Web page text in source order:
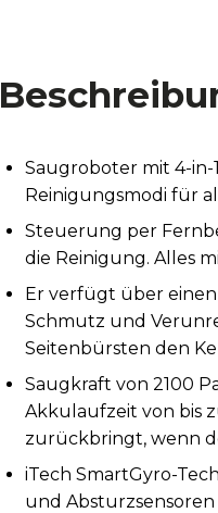
Saugroboter mit 4-
Reinigungsmodi für
Steuerung per
die Reinigung. Alles
Er verfügt über
Schmutz und
Seitenbürsten den
Saugkraft von 2100
Akkulaufzeit von bis
zurückbringt, wenn
iTech SmartGyro-
und